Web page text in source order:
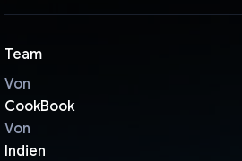
Team
Von
CookBook
Von
Indien